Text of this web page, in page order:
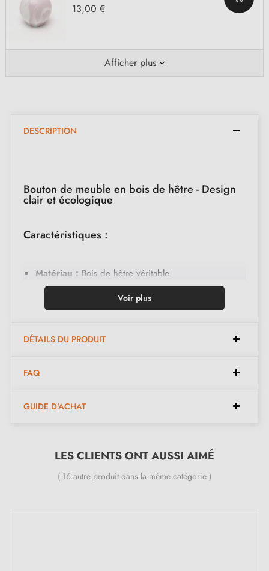
13,00 €
Afficher plus
DESCRIPTION
Bouton de meuble en bois de hêtre - Design
clair et écologique
Caractéristiques :
Matériau : Bois de hêtre véritable
Couleurs du motif :
Finition :Peint à la main avec la technique Ebru
pièce étant réalisée à la main
Diamètre :35 mm
Hauteur :35 mm
Voir plus
DÉTAILS DU PRODUIT
FAQ
GUIDE D'ACHAT
LES CLIENTS ONT AUSSI AIMÉ
( 16 autre produit dans la même catégorie )